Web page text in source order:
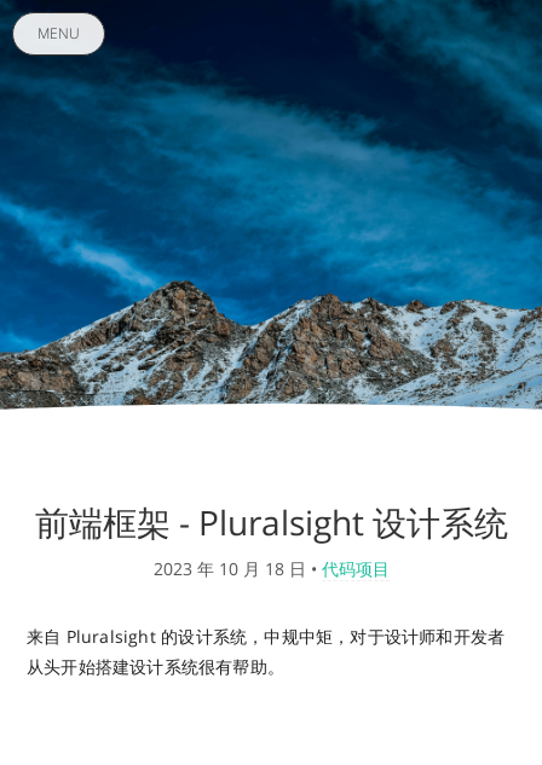
MENU
前端框架 - Pluralsight 设计系统
2023 年 10 月 18 日 • 代码项目
来自 Pluralsight 的设计系统，中规中矩，对于设计师和开发者
从头开始搭建设计系统很有帮助。